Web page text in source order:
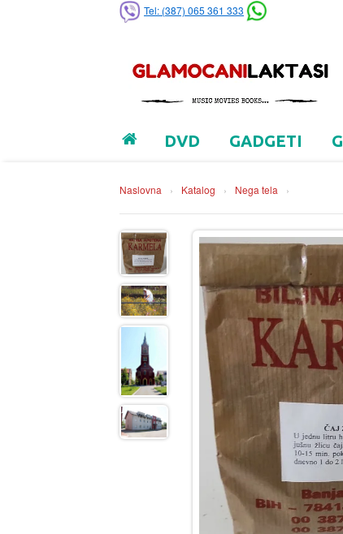
Tel: (387) 065 361 333
DVD GADGETI
Naslovna › Katalog › Nega tela ›